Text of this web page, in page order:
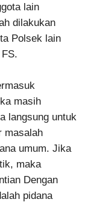
lain
dilakukan
Polsek lain
masih
langsung untuk
masalah
umum. Jika
maka
Dengan
pidana